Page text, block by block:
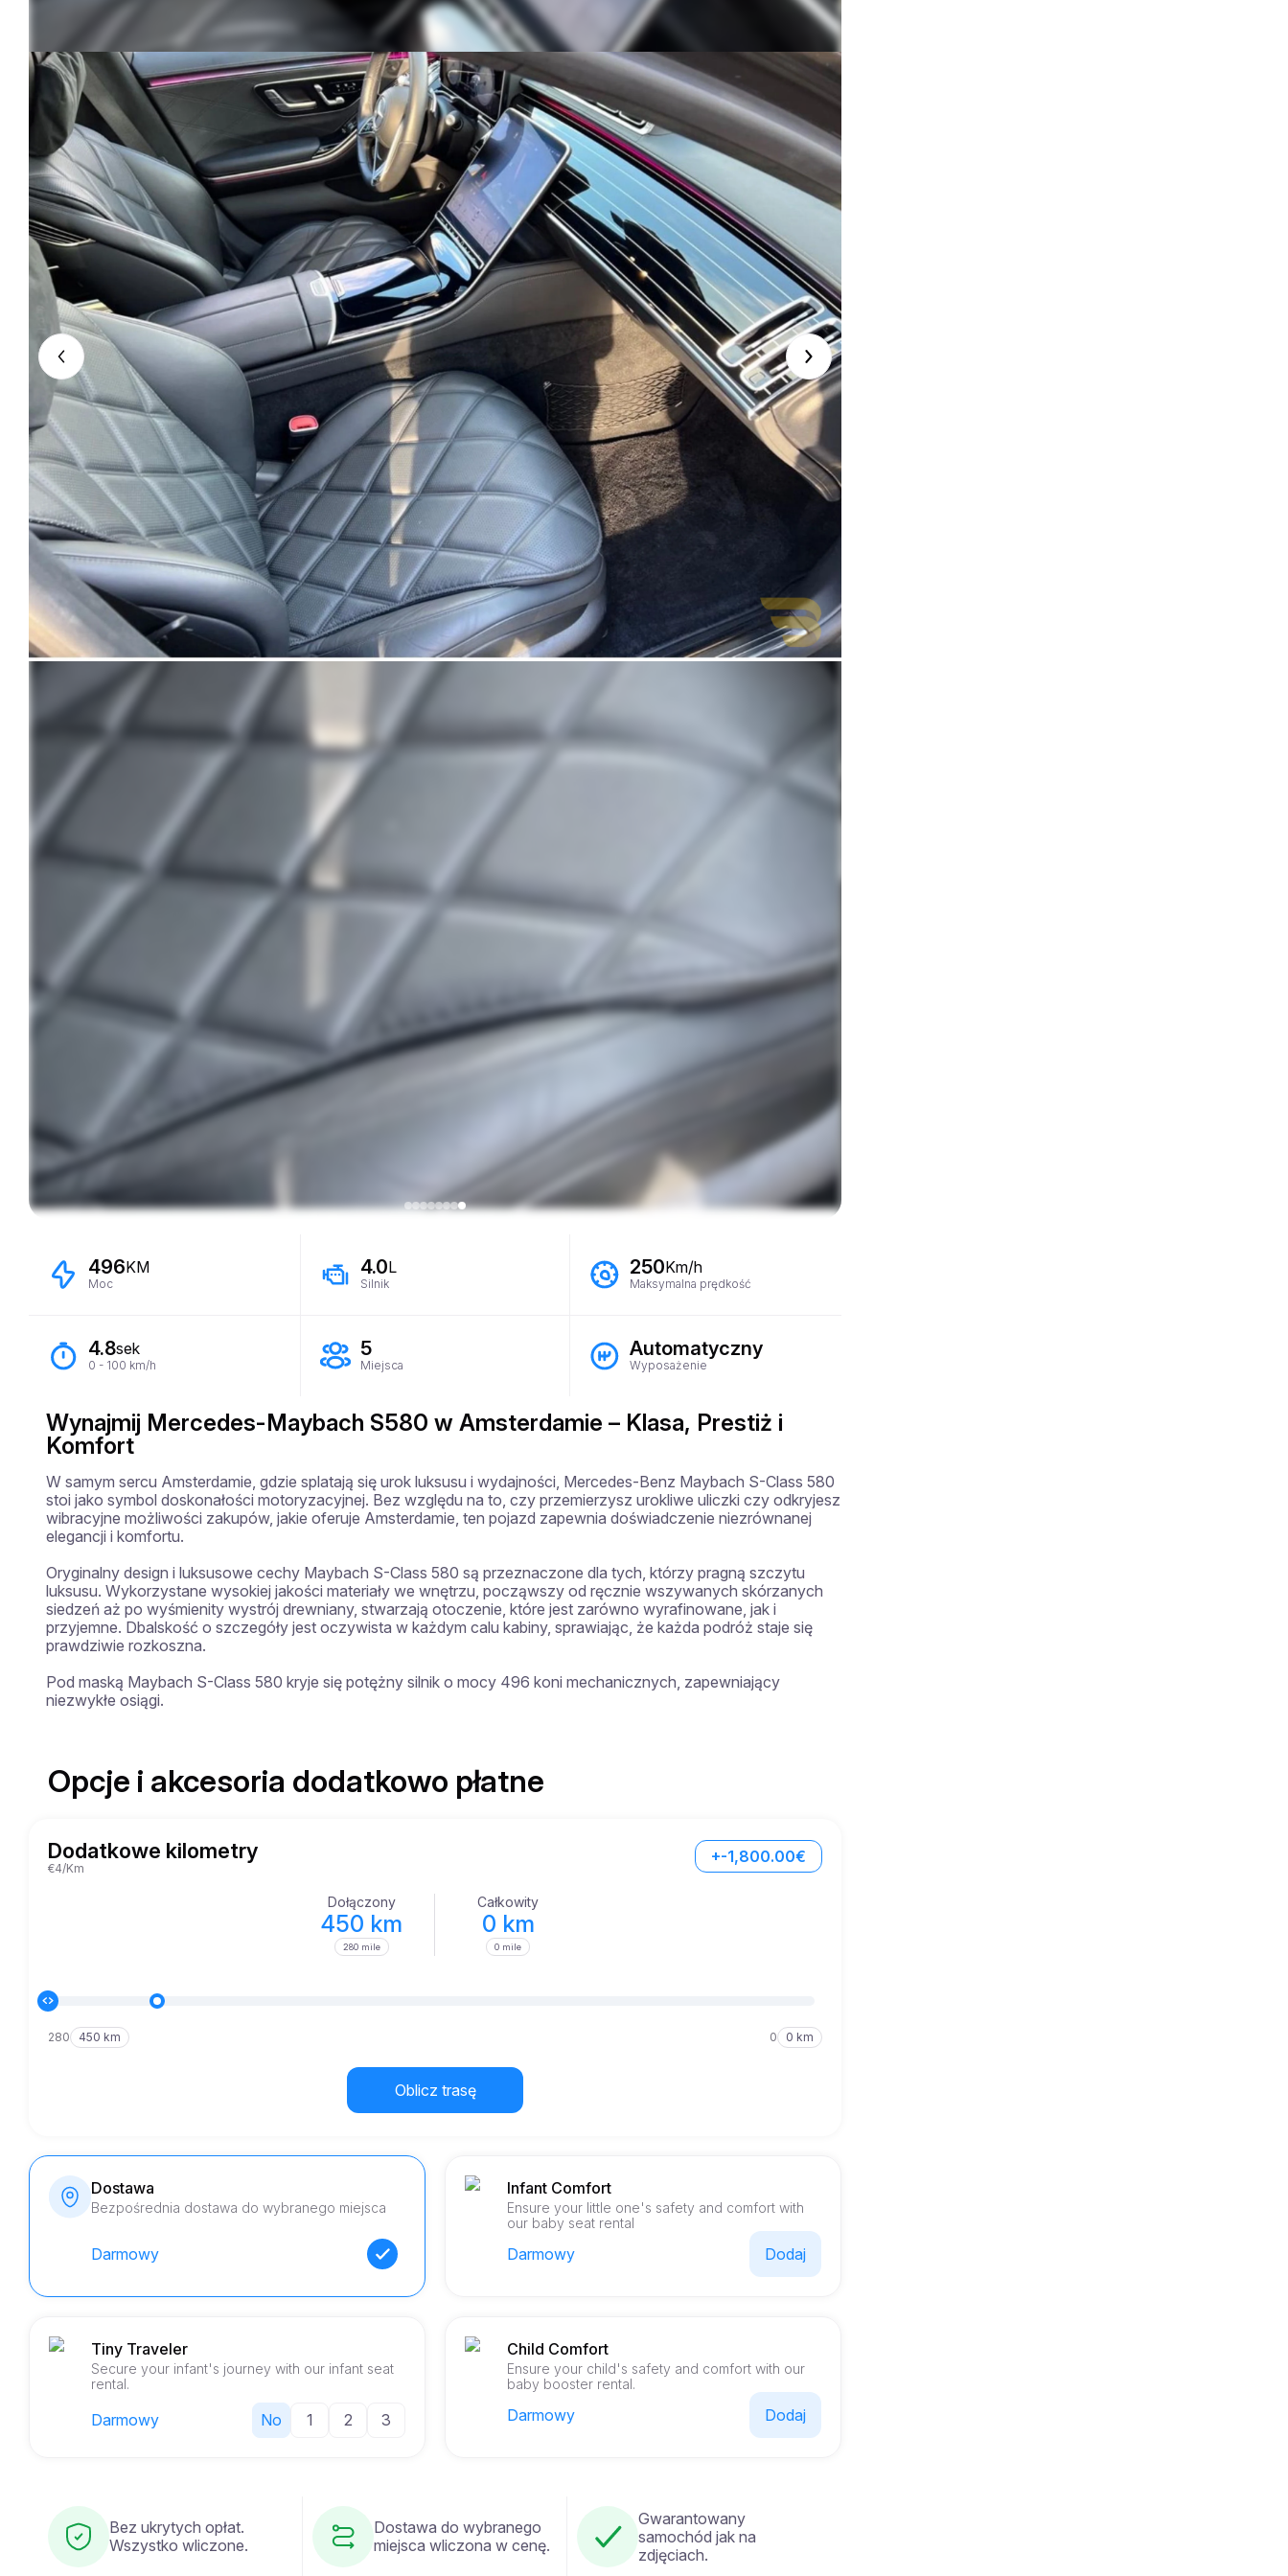
496KM
Moc
4.0L
Silnik
250Km/h
Maksymalna prędkość
4.8sek
0 - 100 km/h
5
Miejsca
Automatyczny
Wyposażenie
Wynajmij Mercedes-Maybach S580 w Amsterdamie – Klasa, Prestiż i
Komfort
W samym sercu Amsterdamie, gdzie splatają się urok luksusu i wydajności, Mercedes-Benz Maybach S-Class 580
stoi jako symbol doskonałości motoryzacyjnej. Bez względu na to, czy przemierzysz urokliwe uliczki czy odkryjesz
wibracyjne możliwości zakupów, jakie oferuje Amsterdamie, ten pojazd zapewnia doświadczenie niezrównanej
elegancji i komfortu.
Oryginalny design i luksusowe cechy Maybach S-Class 580 są przeznaczone dla tych, którzy pragną szczytu
luksusu. Wykorzystane wysokiej jakości materiały we wnętrzu, począwszy od ręcznie wszywanych skórzanych
siedzeń aż po wyśmienity wystrój drewniany, stwarzają otoczenie, które jest zarówno wyrafinowane, jak i
przyjemne. Dbalskość o szczegóły jest oczywista w każdym calu kabiny, sprawiając, że każda podróż staje się
prawdziwie rozkoszna.
Pod maską Maybach S-Class 580 kryje się potężny silnik o mocy 496 koni mechanicznych, zapewniający
niezwykłe osiągi.
Opcje i akcesoria dodatkowo płatne
Dodatkowe kilometry
€4/Km
+-1,800.00€
Dołączony
450 km
280 mile
Całkowity
0 km
0 mile
280 450 km 0 0 km
Oblicz trasę
Dostawa
Bezpośrednia dostawa do wybranego miejsca
Darmowy
Infant Comfort
Ensure your little one's safety and comfort with
our baby seat rental
Darmowy Dodaj
Tiny Traveler
Secure your infant's journey with our infant seat
rental.
Darmowy No 1 2 3
Child Comfort
Ensure your child's safety and comfort with our
baby booster rental.
Darmowy Dodaj
Bez ukrytych opłat.
Wszystko wliczone.
Dostawa do wybranego
miejsca wliczona w cenę.
Gwarantowany
samochód jak na
zdjęciach.